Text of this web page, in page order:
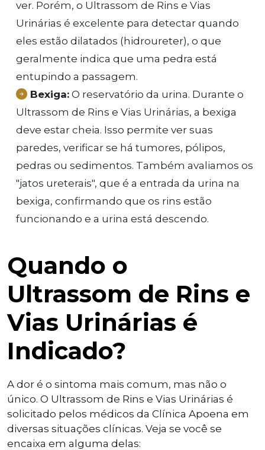
ver. Porém, o Ultrassom de Rins e Vias
Urinárias é excelente para detectar quando
eles estão dilatados (hidroureter), o que
geralmente indica que uma pedra está
entupindo a passagem.
Bexiga: O reservatório da urina. Durante o
Ultrassom de Rins e Vias Urinárias, a bexiga
deve estar cheia. Isso permite ver suas
paredes, verificar se há tumores, pólipos,
pedras ou sedimentos. Também avaliamos os
"jatos ureterais", que é a entrada da urina na
bexiga, confirmando que os rins estão
funcionando e a urina está descendo.
Quando o
Ultrassom de Rins e
Vias Urinárias é
Indicado?
A dor é o sintoma mais comum, mas não o
único. O Ultrassom de Rins e Vias Urinárias é
solicitado pelos médicos da Clínica Apoena em
diversas situações clínicas. Veja se você se
encaixa em alguma delas: